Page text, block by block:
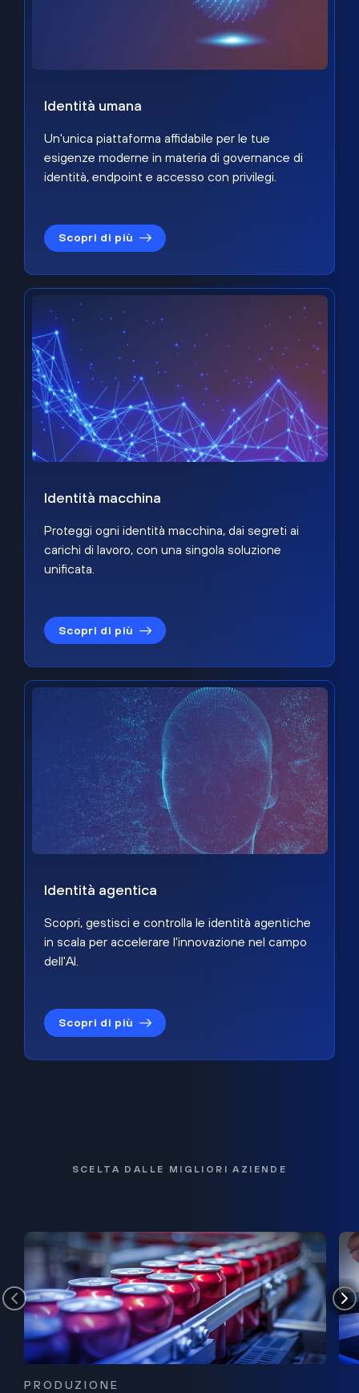
Identità umana
Un'unica piattaforma affidabile per le tue
esigenze moderne in materia di governance di
identità, endpoint e accesso con privilegi.
Scopri di più
Identità macchina
Proteggi ogni identità macchina, dai segreti ai
carichi di lavoro, con una singola soluzione
unificata.
Scopri di più
Identità agentica
Scopri, gestisci e controlla le identità agentiche
in scala per accelerare l'innovazione nel campo
dell'AI.
Scopri di più
SCELTA DALLE MIGLIORI AZIENDE
PRODUZIONE